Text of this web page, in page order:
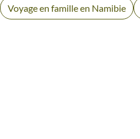
Voyage en famille en Namibie